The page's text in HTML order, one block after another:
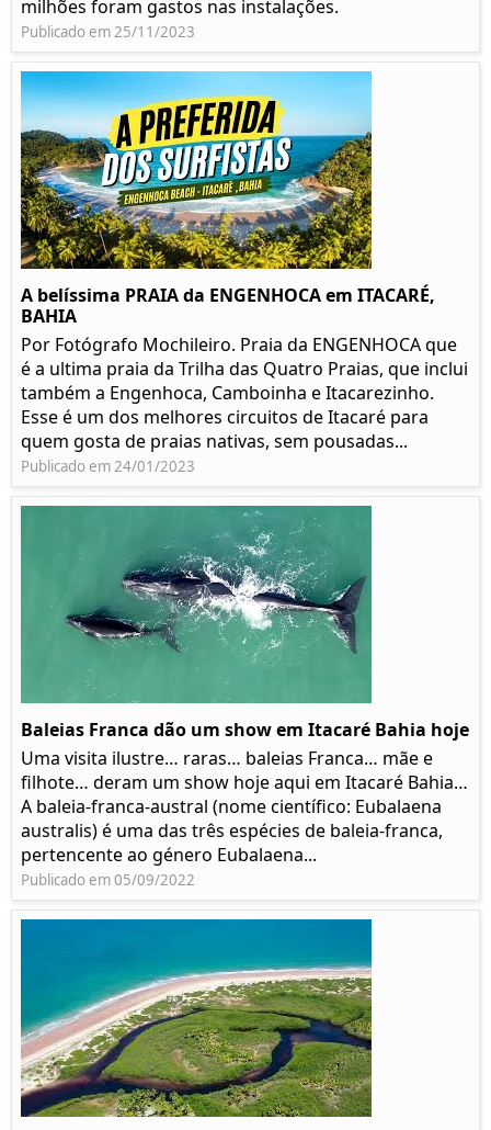
milhões foram gastos nas instalações.
Publicado em 25/11/2023
A belíssima PRAIA da ENGENHOCA em ITACARÉ,
BAHIA
Por Fotógrafo Mochileiro. Praia da ENGENHOCA que
é a ultima praia da Trilha das Quatro Praias, que inclui
também a Engenhoca, Camboinha e Itacarezinho.
Esse é um dos melhores circuitos de Itacaré para
quem gosta de praias nativas, sem pousadas...
Publicado em 24/01/2023
Baleias Franca dão um show em Itacaré Bahia hoje
Uma visita ilustre… raras… baleias Franca… mãe e
filhote… deram um show hoje aqui em Itacaré Bahia…
A baleia-franca-austral (nome científico: Eubalaena
australis) é uma das três espécies de baleia-franca,
pertencente ao género Eubalaena...
Publicado em 05/09/2022